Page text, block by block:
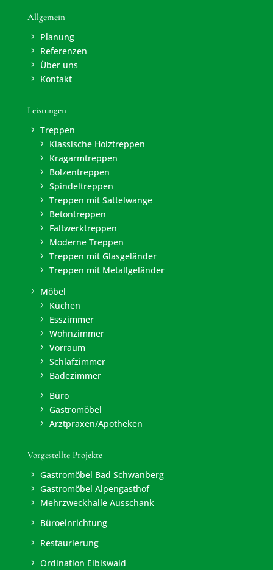
Allgemein
5 Planung
5 Referenzen
5 Über uns
5 Kontakt
Leistungen
5 Treppen
5 Klassische Holztreppen
5 Kragarmtreppen
5 Bolzentreppen
5 Spindeltreppen
5 Treppen mit Sattelwange
5 Betontreppen
5 Faltwerktreppen
5 Moderne Treppen
5 Treppen mit Glasgeländer
5 Treppen mit Metallgeländer
5 Möbel
5 Küchen
5 Esszimmer
5 Wohnzimmer
5 Vorraum
5 Schlafzimmer
5 Badezimmer
5 Büro
5 Gastromöbel
5 Arztpraxen/Apotheken
Vorgestellte Projekte
5 Gastromöbel Bad Schwanberg
5 Gastromöbel Alpengasthof
5 Mehrzweckhalle Ausschank
5 Büroeinrichtung
5 Restaurierung
5 Ordination Eibiswald